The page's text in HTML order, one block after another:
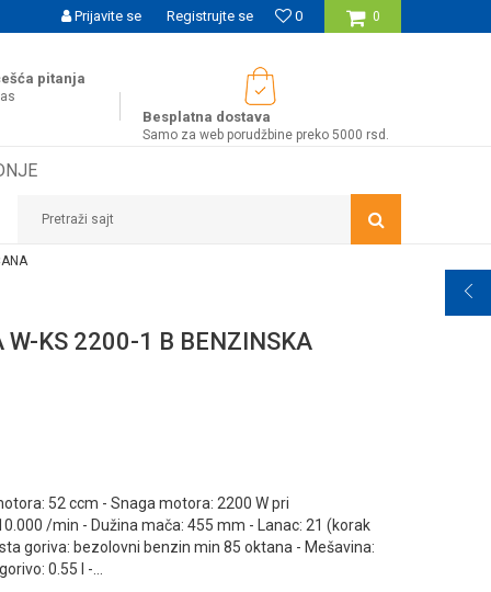
BESPLATNE ISPORUKE ZA WEB PORUDŽBINE! 0
0
Prijavite se Registrujte se
pitanja
Besplatna dostava
Samo za web porudžbine preko 5000 rsd.
Pretraži sajt
W-KS 2200-1 B BENZINSKA
52 ccm - Snaga motora: 2200 W pri
/min - Dužina mača: 455 mm - Lanac: 21 (korak
goriva: bezolovni benzin min 85 oktana - Mešavina:
0.55 l -